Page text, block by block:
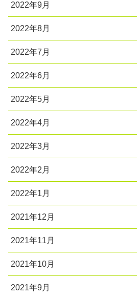
2022年9月
2022年8月
2022年7月
2022年6月
2022年5月
2022年4月
2022年3月
2022年2月
2022年1月
2021年12月
2021年11月
2021年10月
2021年9月